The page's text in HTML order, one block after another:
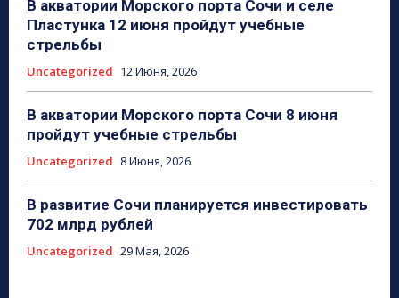
В акватории Морского порта Сочи и селе
Пластунка 12 июня пройдут учебные
стрельбы
Uncategorized 12 Июня, 2026
В акватории Морского порта Сочи 8 июня
пройдут учебные стрельбы
Uncategorized 8 Июня, 2026
В развитие Сочи планируется инвестировать
702 млрд рублей
Uncategorized 29 Мая, 2026